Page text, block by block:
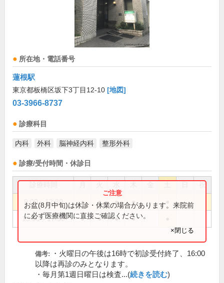
所在地・電話番号
蓮根駅
東京都板橋区坂下3丁目12-10 [地図]
03-3966-8737
診療科目
内科 外科 脳神経内科 整形外科
診療/受付時間・休診日
祝
9:00～12:30 ● ● ● ●
15:00～17:30 ● ● ● ●
お盆(8月中旬)は休診・休業の場合があります。来院前
に必ず医療機関に直接ご確認ください。
×閉じる
備考:
・火曜日の午後は16時で初診受付終了、16:00
以降は再診のみとなります。
・毎月第1週日曜日は検査...(続きを読む)